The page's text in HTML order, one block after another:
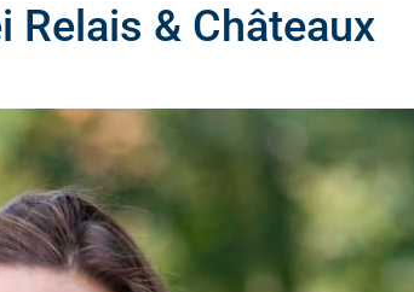
Relais & Châteaux